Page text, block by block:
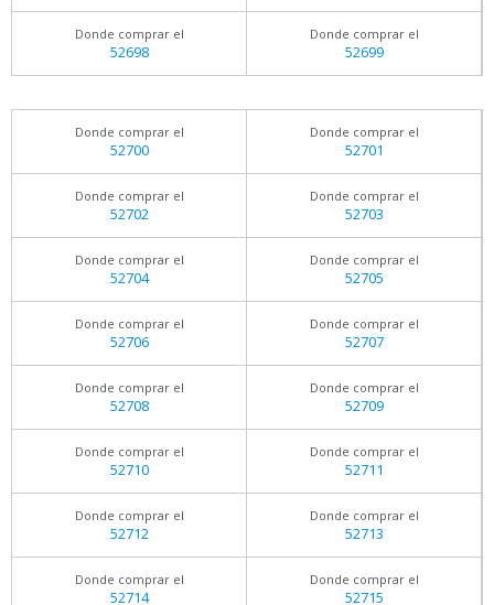
Donde comprar el
52698
Donde comprar el
52699
Donde comprar el
52700
Donde comprar el
52701
Donde comprar el
52702
Donde comprar el
52703
Donde comprar el
52704
Donde comprar el
52705
Donde comprar el
52706
Donde comprar el
52707
Donde comprar el
52708
Donde comprar el
52709
Donde comprar el
52710
Donde comprar el
52711
Donde comprar el
52712
Donde comprar el
52713
Donde comprar el
52714
Donde comprar el
52715